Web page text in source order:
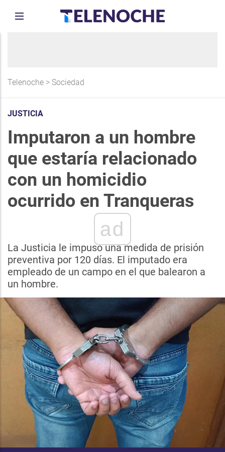
Telenoche > Sociedad
JUSTICIA
Imputaron a un hombre
que estaría relacionado
con un homicidio
ocurrido en Tranqueras
ad
La Justicia le impuso una medida de prisión
preventiva por 120 días. El imputado era
empleado de un campo en el que balearon a
un hombre.